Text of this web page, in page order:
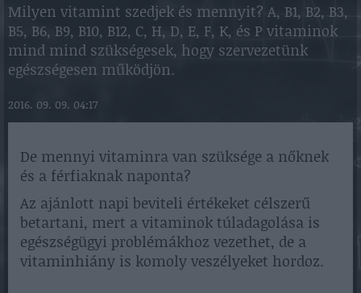
Milyen vitamint szedjek és mennyit? A, B1, B2, B3,
B5, B6, B9, B10, B12, C, H, D, E, F, K, és P vitaminok
mind mind szükségesek, hogy szervezetünk
egészségesen működjön.
2016. 09. 09. 04:17
De mennyi vitaminra van szüksége a nőknek
és a férfiaknak naponta?
Az ajánlott napi beviteli értékeket célszerű
betartani, mert a vitaminok túladagolása is
egészségügyi problémákhoz vezethet, de a
vitaminhiány is komoly veszélyeket hordoz.